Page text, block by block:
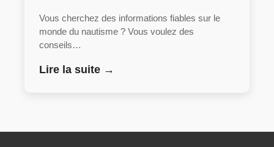
Vous cherchez des informations fiables sur le
monde du nautisme ? Vous voulez des
conseils…
Lire la suite →